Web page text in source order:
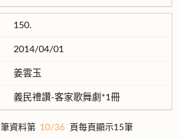
150.
2014/04/01
姜雲玉
義民禮讚-客家歌舞劇*1冊
筆資料第 10/36 頁每頁顯示15筆